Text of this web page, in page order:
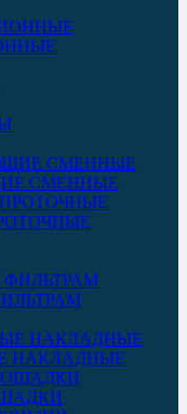
СМЕННЫЕ
НАКЛАДНЫЕ